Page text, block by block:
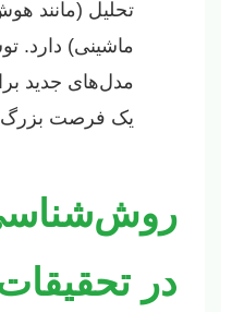
تحلیل (مانند
ماشینی) دارد.
مدل‌های جدید
یک فرصت بزرگ
در